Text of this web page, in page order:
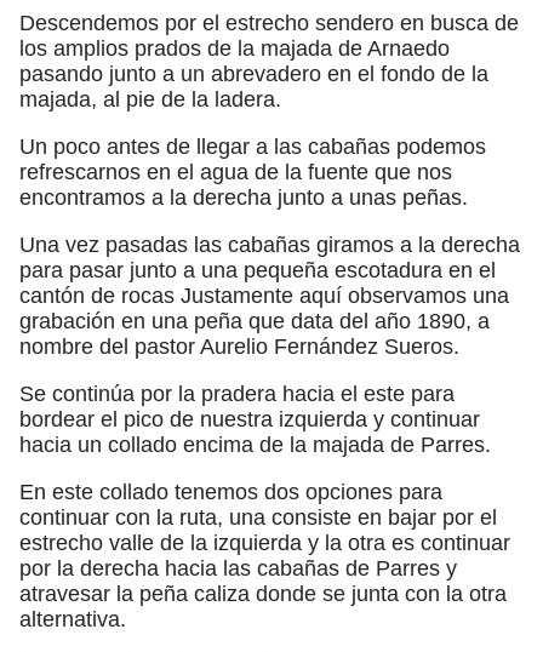
Descendemos por el estrecho sendero en busca de
los amplios prados de la majada de Arnaedo
pasando junto a un abrevadero en el fondo de la
majada, al pie de la ladera.
Un poco antes de llegar a las cabañas podemos
refrescarnos en el agua de la fuente que nos
encontramos a la derecha junto a unas peñas.
Una vez pasadas las cabañas giramos a la derecha
para pasar junto a una pequeña escotadura en el
cantón de rocas Justamente aquí observamos una
grabación en una peña que data del año 1890, a
nombre del pastor Aurelio Fernández Sueros.
Se continúa por la pradera hacia el este para
bordear el pico de nuestra izquierda y continuar
hacia un collado encima de la majada de Parres.
En este collado tenemos dos opciones para
continuar con la ruta, una consiste en bajar por el
estrecho valle de la izquierda y la otra es continuar
por la derecha hacia las cabañas de Parres y
atravesar la peña caliza donde se junta con la otra
alternativa.